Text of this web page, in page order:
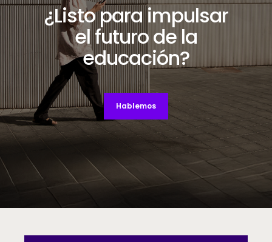
¿Listo para impulsar
el futuro de la
educación?
Hablemos